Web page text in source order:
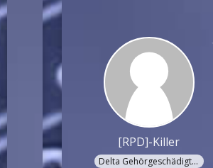
[RPD]-Killer
Delta Gehörgeschädigter